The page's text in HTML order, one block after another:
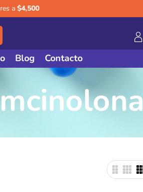
$4,500
Blog Contacto